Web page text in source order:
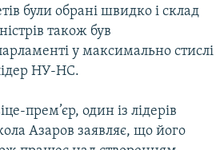
були обрані швидко і склад
також був
у максимально стислі
НУ-НС.
прем’єр, один із лідерів
Азаров заявляє, що його